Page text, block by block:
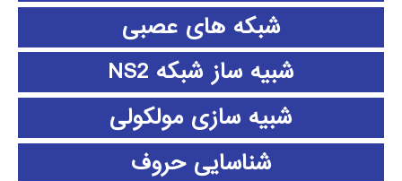
شبکه های عصبی
شبیه ساز شبکه NS2
شبیه سازی مولکولی
شناسایی حروف